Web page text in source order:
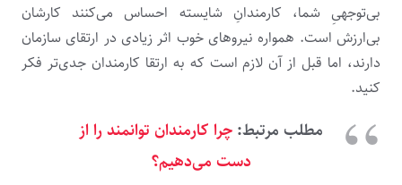
بی‌توجهیِ شما، کارمندانِ شایسته احساس می‌کنند کارشان
بی‌ارزش است. همواره نیروهای خوب اثر زیادی در ارتقای سازمان
دارند، اما قبل از آن لازم است که به ارتقا کارمندان جدی‌تر فکر
کنید.
مطلب مرتبط: چرا کارمندان توانمند را از
دست می‌دهیم؟